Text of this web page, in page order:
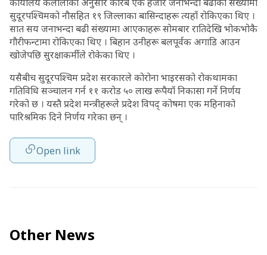
सुदूरपश्चिमको नौसहित १९ जिल्लाका बासिन्दाहरू त्यहाँ रोकिएका थिए ।
सात सय जनाभन्दा बढी संख्यामा आएकाहरू सोमबार रातिदेखि भोकभोकै
गौरीफन्टामा रोकिएका थिए । बिहान उनीहरू बलपूर्वक अगाडि आउन
खोजेपछि सुरक्षाकर्मीले रोकेका थिए ।
यसैबीच सुदूरपश्चिम प्रदेश सरकारले कोरोना भाइरसको रोकथामका
गतिविधि सञ्चालन गर्न ११ करोड ५० लाख रूपैयाँ निकासा गर्ने निर्णय
गरेको छ । यस्तै प्रदेश मन्त्रीहरूले प्रदेश विपद् कोषमा एक महिनाको
पारिश्रमिक दिने निर्णय गरेका छन् ।
Open link
Other News